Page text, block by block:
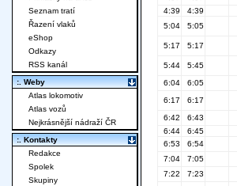
4:39
4:39
5:04
5:05
5:17 5:17
5:44
5:45
6:04
6:05
6:17
6:17
6:42
6:43
6:44
6:45
6:53
6:54
7:04
7:05
7:22
7:23
Seznam tratí
Řazení vlaků
eShop
Odkazy
RSS kanál
:. Weby
Atlas lokomotiv
Atlas vozů
Nejkrásnější nádraží ČR
:. Kontakty
Redakce
Spolek
Skupiny